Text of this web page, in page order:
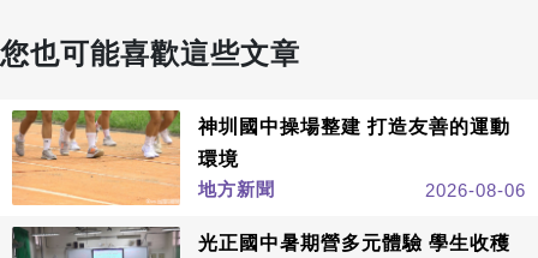
您也可能喜歡這些文章
神圳國中操場整建 打造友善的運動
環境
地方新聞
2026-08-06
光正國中暑期營多元體驗 學生收穫